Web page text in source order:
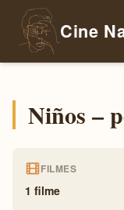
Cine
Niños –
FILMES
1 filme